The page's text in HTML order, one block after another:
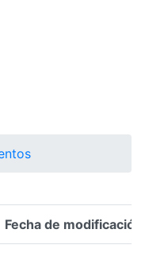
Fecha de modificación